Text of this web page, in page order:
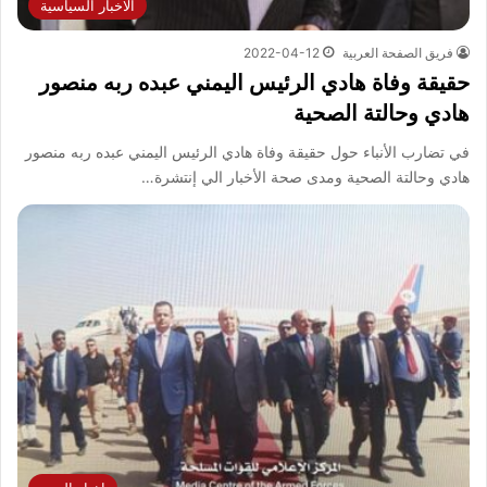
الاخبار السياسية
فريق الصفحة العربية 2022-04-12
حقيقة وفاة هادي الرئيس اليمني عبده ربه منصور
هادي وحالتة الصحية
في تضارب الأنباء حول حقيقة وفاة هادي الرئيس اليمني عبده ربه منصور
هادي وحالتة الصحية ومدى صحة الأخبار الي إنتشرة…